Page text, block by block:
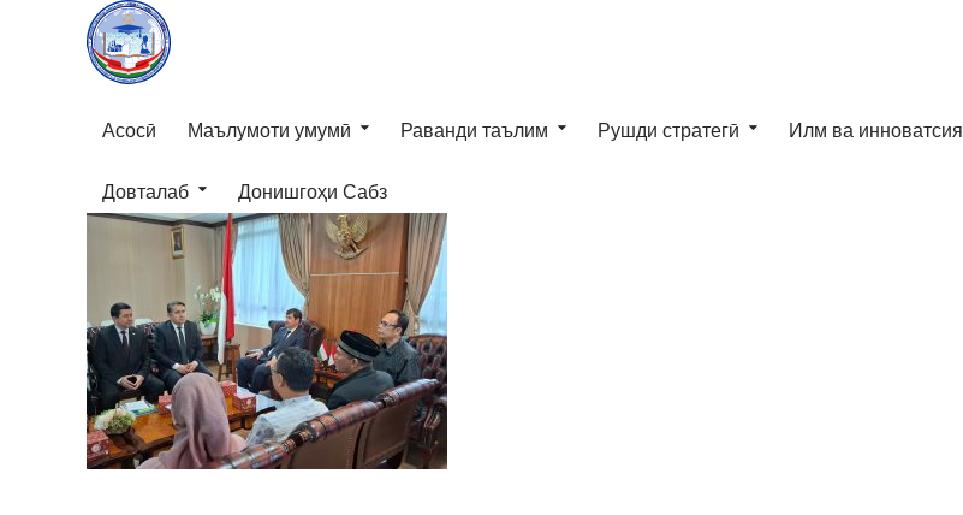
Асосӣ Маълумоти умумӣ Раванди таълим Рушди стратегӣ Илм ва инноватсия
Довталаб Донишгоҳи Сабз